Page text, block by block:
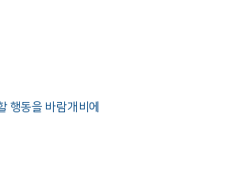
행동을 바람개비에